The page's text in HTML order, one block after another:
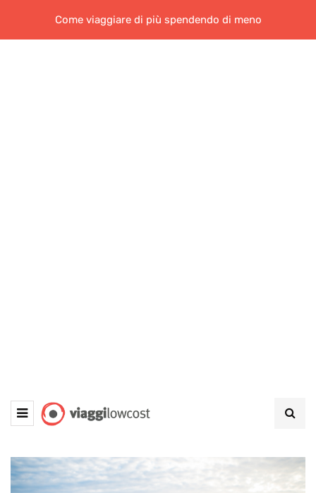
Come viaggiare di più spendendo di meno